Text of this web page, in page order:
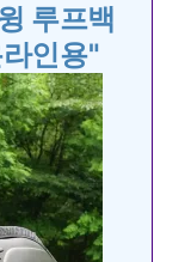
루프백
인용"